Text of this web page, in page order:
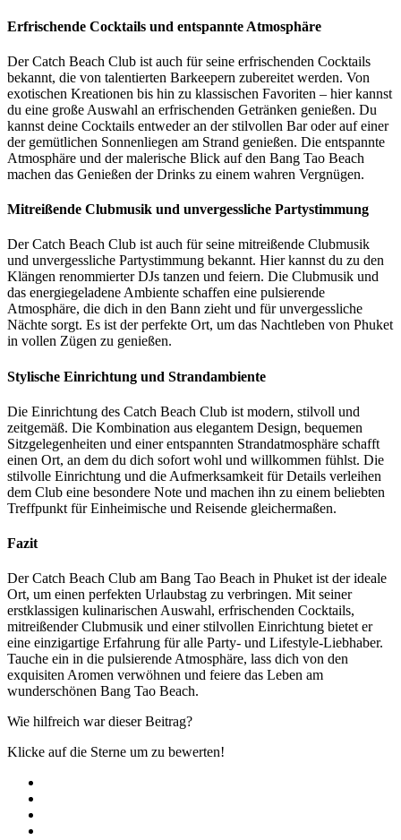
Erfrischende Cocktails und entspannte Atmosphäre
Der Catch Beach Club ist auch für seine erfrischenden Cocktails
bekannt, die von talentierten Barkeepern zubereitet werden. Von
exotischen Kreationen bis hin zu klassischen Favoriten – hier kannst
du eine große Auswahl an erfrischenden Getränken genießen. Du
kannst deine Cocktails entweder an der stilvollen Bar oder auf einer
der gemütlichen Sonnenliegen am Strand genießen. Die entspannte
Atmosphäre und der malerische Blick auf den Bang Tao Beach
machen das Genießen der Drinks zu einem wahren Vergnügen.
Mitreißende Clubmusik und unvergessliche Partystimmung
Der Catch Beach Club ist auch für seine mitreißende Clubmusik
und unvergessliche Partystimmung bekannt. Hier kannst du zu den
Klängen renommierter DJs tanzen und feiern. Die Clubmusik und
das energiegeladene Ambiente schaffen eine pulsierende
Atmosphäre, die dich in den Bann zieht und für unvergessliche
Nächte sorgt. Es ist der perfekte Ort, um das Nachtleben von Phuket
in vollen Zügen zu genießen.
Stylische Einrichtung und Strandambiente
Die Einrichtung des Catch Beach Club ist modern, stilvoll und
zeitgemäß. Die Kombination aus elegantem Design, bequemen
Sitzgelegenheiten und einer entspannten Strandatmosphäre schafft
einen Ort, an dem du dich sofort wohl und willkommen fühlst. Die
stilvolle Einrichtung und die Aufmerksamkeit für Details verleihen
dem Club eine besondere Note und machen ihn zu einem beliebten
Treffpunkt für Einheimische und Reisende gleichermaßen.
Fazit
Der Catch Beach Club am Bang Tao Beach in Phuket ist der ideale
Ort, um einen perfekten Urlaubstag zu verbringen. Mit seiner
erstklassigen kulinarischen Auswahl, erfrischenden Cocktails,
mitreißender Clubmusik und einer stilvollen Einrichtung bietet er
eine einzigartige Erfahrung für alle Party- und Lifestyle-Liebhaber.
Tauche ein in die pulsierende Atmosphäre, lass dich von den
exquisiten Aromen verwöhnen und feiere das Leben am
wunderschönen Bang Tao Beach.
Wie hilfreich war dieser Beitrag?
Klicke auf die Sterne um zu bewerten!